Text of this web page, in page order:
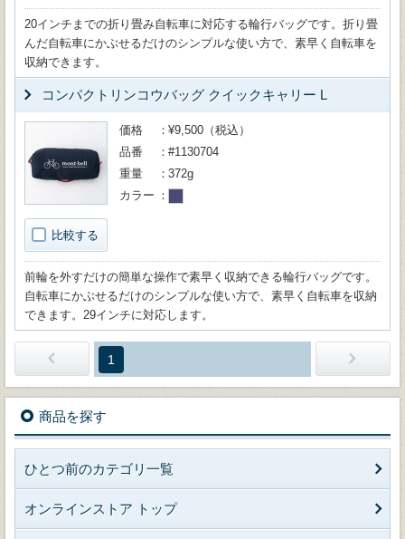
20インチまでの折り畳み自転車に対応する輪行バッグです。折り畳
んだ自転車にかぶせるだけのシンプルな使い方で、素早く自転車を
収納できます。
コンパクトリンコウバッグ クイックキャリー L
比較する
価格
¥9,500（税込）
品番
#1130704
重量
372g
カラー
前輪を外すだけの簡単な操作で素早く収納できる輪行バッグです。
自転車にかぶせるだけのシンプルな使い方で、素早く自転車を収納
できます。29インチに対応します。
1
商品を探す
ひとつ前のカテゴリ一覧
オンラインストア トップ